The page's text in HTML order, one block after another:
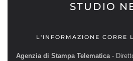
STUDIO
L'INFORMAZIONE CORRE
Agenzia di Stampa Telematica-